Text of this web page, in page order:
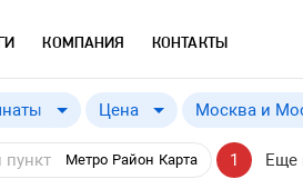
КОМПАНИЯ КОНТАКТЫ
Цена
от
Москва и
Москва и
Москва
Метро Район Карта 1 Еще